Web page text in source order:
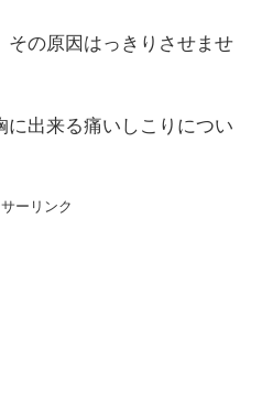
その原因はっきりさせませ
に出来る痛いしこりについ
ーリンク